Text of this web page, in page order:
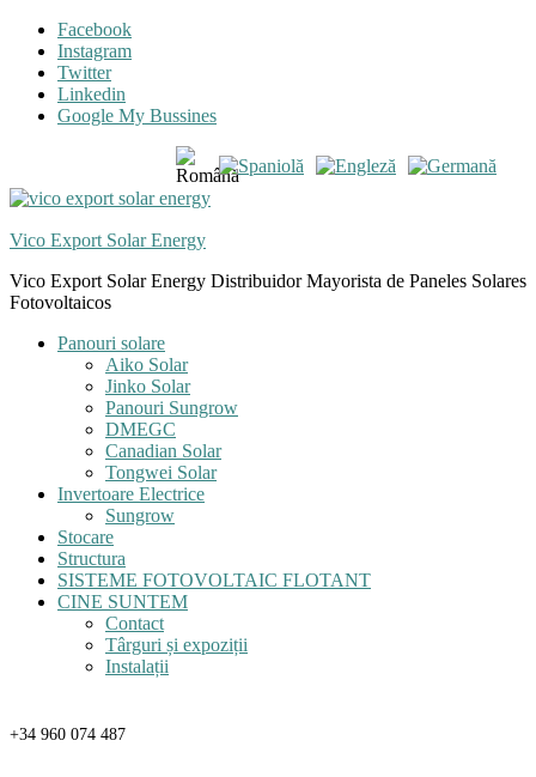
Skip
navigation
Skip
content
Facebook
Instagram
Twitter
Linkedin
Google My Bussines
Vico Export Solar Energy
Vico Export Solar Energy Distribuidor Mayorista de Paneles Solares
Fotovoltaicos
Toggle
navigation
Panouri solare
Aiko Solar
Jinko Solar
Panouri Sungrow
DMEGC
Canadian Solar
Tongwei Solar
Invertoare Electrice
Sungrow
Stocare
Structura
SISTEME FOTOVOLTAIC FLOTANT
CINE SUNTEM
Contact
Târguri și expoziții
Instalații
Teléfono
+34 960 074 487